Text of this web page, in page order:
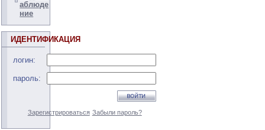
аблюде
ние
ИДЕНТИФИКАЦИЯ
логин:
пароль:
Зарегистрироваться Забыли пароль?